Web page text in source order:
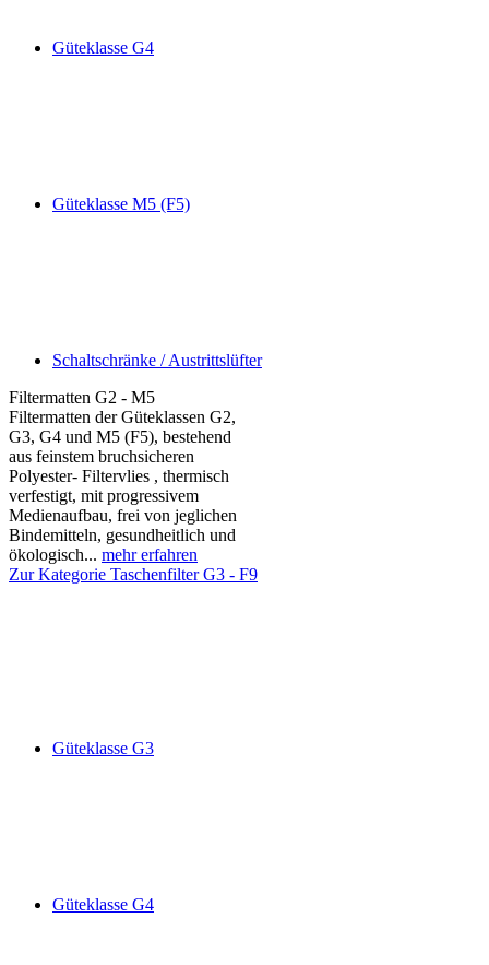
Güteklasse G4
Güteklasse M5 (F5)
Schaltschränke / Austrittslüfter
Filtermatten G2 - M5
Filtermatten der Güteklassen G2,
G3, G4 und M5 (F5), bestehend
aus feinstem bruchsicheren
Polyester- Filtervlies , thermisch
verfestigt, mit progressivem
Medienaufbau, frei von jeglichen
Bindemitteln, gesundheitlich und
ökologisch... mehr erfahren
Zur Kategorie Taschenfilter G3 - F9
Güteklasse G3
Güteklasse G4